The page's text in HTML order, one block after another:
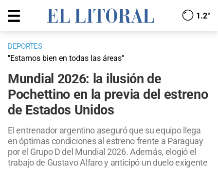
1.2°
DEPORTES
"Estamos bien en todas las áreas"
Mundial 2026: la ilusión de
Pochettino en la previa del estreno
de Estados Unidos
El entrenador argentino aseguró que su equipo llega
en óptimas condiciones al estreno frente a Paraguay
por el Grupo D del Mundial 2026. Además, elogió el
trabajo de Gustavo Alfaro y anticipó un duelo exigente